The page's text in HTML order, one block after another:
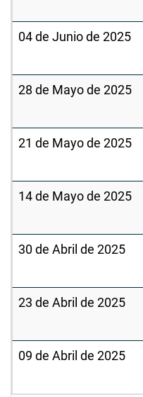
04 de Junio de 2025
28 de Mayo de 2025
21 de Mayo de 2025
14 de Mayo de 2025
30 de Abril de 2025
23 de Abril de 2025
09 de Abril de 2025